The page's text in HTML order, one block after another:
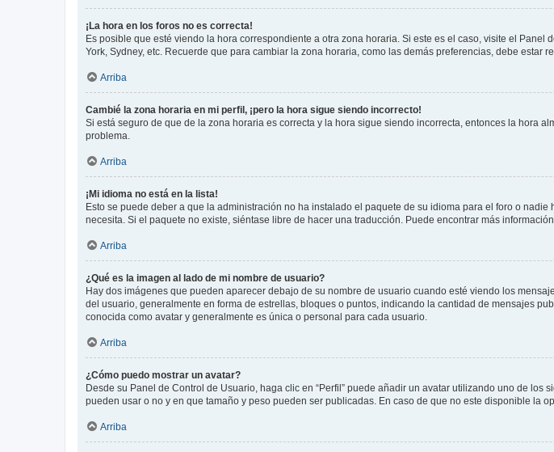
¡La hora en los foros no es correcta!
Es posible que esté viendo la hora correspondiente a otra zona horaria. Si este es el caso, visite el
York, Sydney, etc. Recuerde que para cambiar la zona horaria, como las demás preferencias, debe estar
Arriba
Cambié la zona horaria en mi perfil, ¡pero la hora sigue siendo incorrecto!
Si está seguro de que de la zona horaria es correcta y la hora sigue siendo incorrecta, entonces la hora
problema.
Arriba
¡Mi idioma no está en la lista!
Esto se puede deber a que la administración no ha instalado el paquete de su idioma para el foro o
necesita. Si el paquete no existe, siéntase libre de hacer una traducción. Puede encontrar más
Arriba
¿Qué es la imagen al lado de mi nombre de usuario?
Hay dos imágenes que pueden aparecer debajo de su nombre de usuario cuando esté viendo los
del usuario, generalmente en forma de estrellas, bloques o puntos, indicando la cantidad de mensajes
conocida como avatar y generalmente es única o personal para cada usuario.
Arriba
¿Cómo puedo mostrar un avatar?
Desde su Panel de Control de Usuario, haga clic en “Perfil” puede añadir un avatar utilizando uno de
pueden usar o no y en que tamaño y peso pueden ser publicadas. En caso de que no este disponible la
Arriba